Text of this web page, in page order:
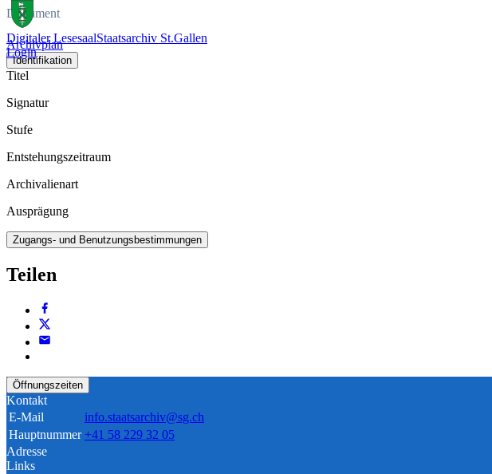
Digitaler LesesaalStaatsarchiv St.Gallen
Login
Dokument
Archivplan
Identifikation
Titel
Signatur
Stufe
Entstehungszeitraum
Archivalienart
Ausprägung
Zugangs- und Benutzungsbestimmungen
Teilen
Öffnungszeiten
Kontakt
E-Mail
info.staatsarchiv@sg.ch
Hauptnummer +41 58 229 32 05
Adresse
Links